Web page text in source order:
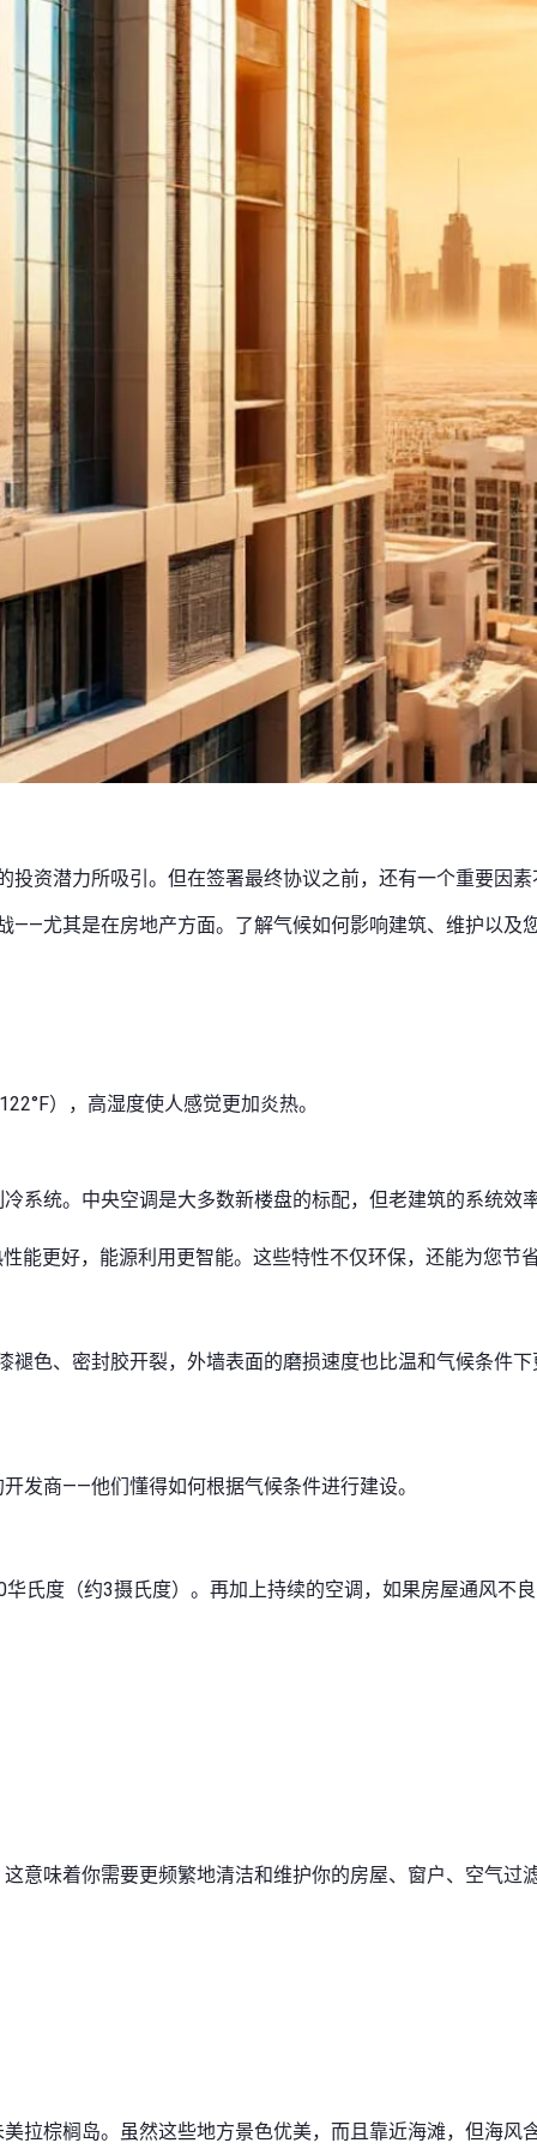
资潜力所吸引。但在签署最终协议之前，还有一个重要因
尤其是在房地产方面。了解气候如何影响建筑、维护以及
），高湿度使人感觉更加炎热。
系统。中央空调是大多数新楼盘的标配，但老建筑的系统效
能更好，能源利用更智能。这些特性不仅环保，还能为您节
色、密封胶开裂，外墙表面的磨损速度也比温和气候条件下
发商——他们懂得如何根据气候条件进行建设。
氏度（约3摄氏度）。再加上持续的空调，如果房屋通风不
意味着你需要更频繁地清洁和维护你的房屋、窗户、空气过
棕榈岛。虽然这些地方景色优美，而且靠近海滩，但海风